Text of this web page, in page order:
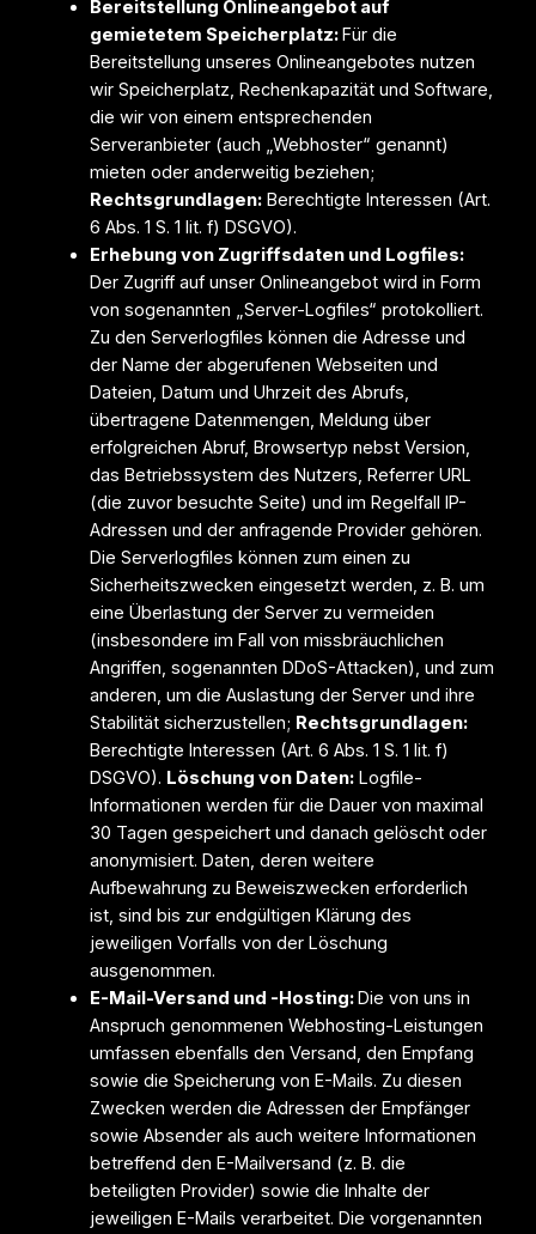
Bereitstellung Onlineangebot auf
gemietetem Speicherplatz:Für die
Bereitstellung unseres Onlineangebotes nutzen
wir Speicherplatz, Rechenkapazität und Software,
die wir von einem entsprechenden
Serveranbieter (auch „Webhoster“ genannt)
mieten oder anderweitig beziehen;
Rechtsgrundlagen:Berechtigte Interessen (Art.
6 Abs. 1 S. 1 lit. f) DSGVO).
Erhebung von Zugriffsdaten und Logfiles:
Der Zugriff auf unser Onlineangebot wird in Form
von sogenannten „Server-Logfiles“ protokolliert.
Zu den Serverlogfiles können die Adresse und
der Name der abgerufenen Webseiten und
Dateien, Datum und Uhrzeit des Abrufs,
übertragene Datenmengen, Meldung über
erfolgreichen Abruf, Browsertyp nebst Version,
das Betriebssystem des Nutzers, Referrer URL
(die zuvor besuchte Seite) und im Regelfall IP-
Adressen und der anfragende Provider gehören.
Die Serverlogfiles können zum einen zu
Sicherheitszwecken eingesetzt werden, z. B. um
eine Überlastung der Server zu vermeiden
(insbesondere im Fall von missbräuchlichen
Angriffen, sogenannten DDoS-Attacken), und zum
anderen, um die Auslastung der Server und ihre
Stabilität sicherzustellen; Rechtsgrundlagen:
Berechtigte Interessen (Art. 6 Abs. 1 S. 1 lit. f)
DSGVO). Löschung von Daten:Logfile-
Informationen werden für die Dauer von maximal
30 Tagen gespeichert und danach gelöscht oder
anonymisiert. Daten, deren weitere
Aufbewahrung zu Beweiszwecken erforderlich
ist, sind bis zur endgültigen Klärung des
jeweiligen Vorfalls von der Löschung
ausgenommen.
E-Mail-Versand und -Hosting:Die von uns in
Anspruch genommenen Webhosting-Leistungen
umfassen ebenfalls den Versand, den Empfang
sowie die Speicherung von E-Mails. Zu diesen
Zwecken werden die Adressen der Empfänger
sowie Absender als auch weitere Informationen
betreffend den E-Mailversand (z. B. die
beteiligten Provider) sowie die Inhalte der
jeweiligen E-Mails verarbeitet. Die vorgenannten